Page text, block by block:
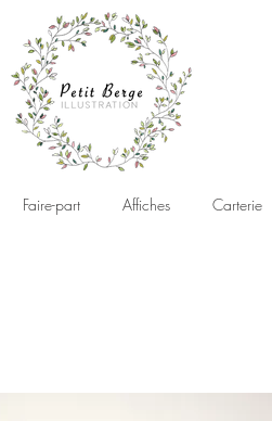
Faire-part Affiches Carterie